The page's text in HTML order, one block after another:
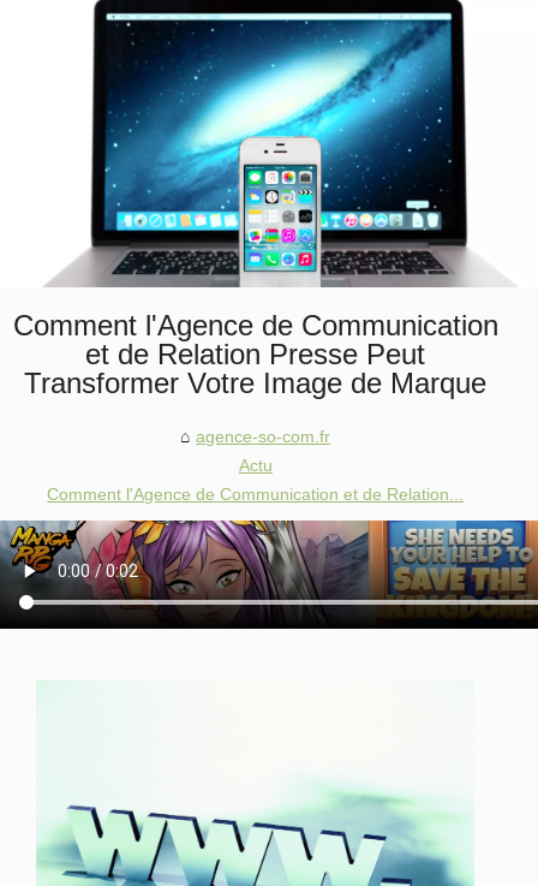
Comment l'Agence de Communication
et de Relation Presse Peut
Transformer Votre Image de Marque
agence-so-com.fr
Actu
Comment l'Agence de Communication et de Relation...